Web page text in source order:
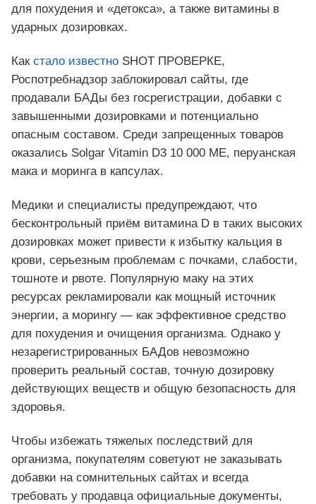
для похудения и «детокса», а также витамины в
ударных дозировках.
Как стало известно SHOT ПРОВЕРКЕ,
Роспотребнадзор заблокировал сайты, где
продавали БАДы без госрегистрации, добавки с
завышенными дозировками и потенциально
опасным составом. Среди запрещенных товаров
оказались Solgar Vitamin D3 10 000 МЕ, перуанская
мака и моринга в капсулах.
Медики и специалисты предупреждают, что
бесконтрольный приём витамина D в таких высоких
дозировках может привести к избытку кальция в
крови, серьезным проблемам с почками, слабости,
тошноте и рвоте. Популярную маку на этих
ресурсах рекламировали как мощный источник
энергии, а морингу — как эффективное средство
для похудения и очищения организма. Однако у
незарегистрированных БАДов невозможно
проверить реальный состав, точную дозировку
действующих веществ и общую безопасность для
здоровья.
Чтобы избежать тяжелых последствий для
организма, покупателям советуют не заказывать
добавки на сомнительных сайтах и всегда
требовать у продавца официальные документы,